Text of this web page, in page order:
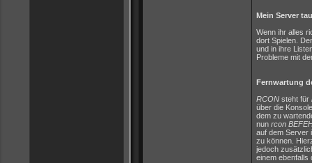
Mein Server
Wenn ihr alles
dort Spielen.
und in ihre
Probleme mit
Fernwartung
RCON steht für
über die
dem zu
nun rcon
auf dem Server
zu können.
jedoch
einem ebenfalls